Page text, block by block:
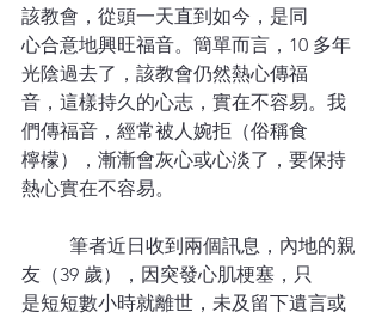
該教會，從頭一天直到如今，是同
心合意地興旺福音。簡單而言，10 多年
光陰過去了，該教會仍然熱心傳福
音，這樣持久的心志，實在不容易。我
們傳福音，經常被人婉拒（俗稱食
檸檬），漸漸會灰心或心淡了，要保持
熱心實在不容易。
友（39 歲），因突發心肌梗塞，只
是短短數小時就離世，未及留下遺言或